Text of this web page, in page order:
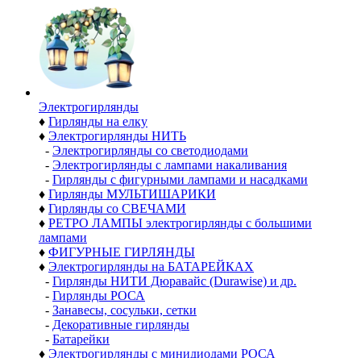
Электро­гирлянды
♦ Гирлянды на елку
♦ Электрогирлянды НИТЬ
- Электрогирлянды со светодиодами
- Электрогирлянды с лампами накаливания
- Гирлянды с фигурными лампами и насадками
♦ Гирлянды МУЛЬТИШАРИКИ
♦ Гирлянды со СВЕЧАМИ
♦ РЕТРО ЛАМПЫ электрогирлянды с большими
лампами
♦ ФИГУРНЫЕ ГИРЛЯНДЫ
♦ Электрогирлянды на БАТАРЕЙКАХ
- Гирлянды НИТИ Дюравайс (Durawise) и др.
- Гирлянды РОСА
- Занавесы, сосульки, сетки
- Декоративные гирлянды
- Батарейки
♦ Электрогирлянды с минидиодами РОСА